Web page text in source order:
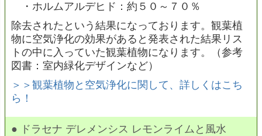
・ホルムアルデヒド：約５０～７０％
除去されたという結果になっております。観葉植
物に空気浄化の効果があると発表された結果リス
トの中に入っていた観葉植物になります。（参考
図書：室内緑化デザインなど）
＞＞観葉植物と空気浄化に関して、詳しくはこち
ら！
● ドラセナ デレメンシス レモンライムと風水